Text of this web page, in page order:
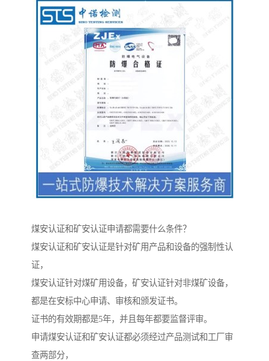
煤安认证和矿安认证申请都需要什么条件？
煤安认证和矿安认证是针对矿用产品和设备的强制性认
证，
煤安认证针对煤矿用设备，矿安认证针对非煤矿设备，
都是在安标中心申请、审核和颁发证书。
证书的有效期都是5年，并且每年都要监督评审。
申请煤安认证和矿安认证都必须经过产品测试和工厂审
查两部分，